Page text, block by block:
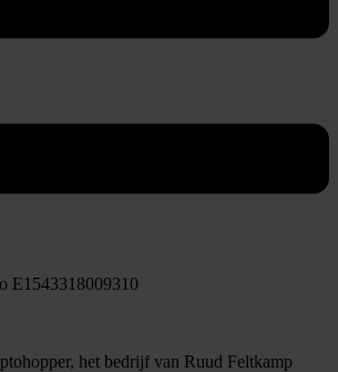
het bedrijf van Ruud Feltkamp